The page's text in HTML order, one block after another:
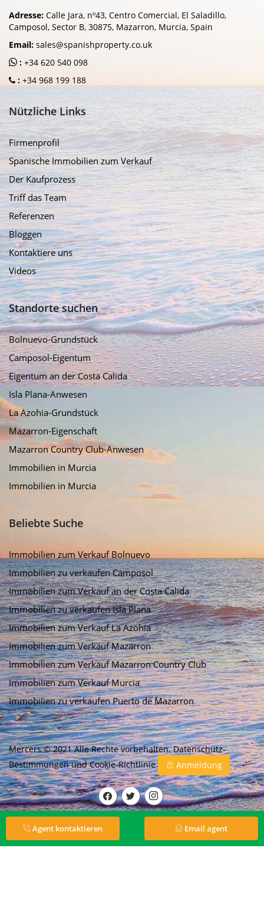
Adresse: Calle Jara, nº43, Centro Comercial, El Saladillo,
Camposol, Sector B, 30875, Mazarron, Murcia, Spain
Email: sales@spanishproperty.co.uk
: +34 620 540 098
: +34 968 199 188
Nützliche Links
Firmenprofil
Spanische Immobilien zum Verkauf
Der Kaufprozess
Triff das Team
Referenzen
Bloggen
Kontaktiere uns
Videos
Standorte suchen
Bolnuevo-Grundstück
Camposol-Eigentum
Eigentum an der Costa Calida
Isla Plana-Anwesen
La Azohia-Grundstück
Mazarron-Eigenschaft
Mazarron Country Club-Anwesen
Immobilien in Murcia
Immobilien in Murcia
Beliebte Suche
Immobilien zum Verkauf Bolnuevo
Immobilien zu verkaufen Camposol
Immobilien zum Verkauf an der Costa Calida
Immobilien zu verkaufen Isla Plana
Immobilien zum Verkauf La Azohia
Immobilien zum Verkauf Mazarron
Immobilien zum Verkauf Mazarron Country Club
Immobilien zum Verkauf Murcia
Immobilien zu verkaufen Puerto de Mazarron
Mercers © 2021 Alle Rechte vorbehalten.Datenschutz-
BestimmungenundCookie-Richtlinie Anmeldung
Agent kontaktieren Email agent